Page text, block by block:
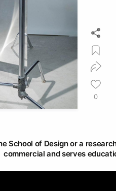
0
School of Design or a
commercial and serves